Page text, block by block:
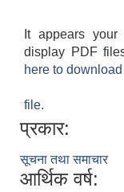
It appears
display PDF
here to
file.
प्रकार:
सूचना तथा समाचार
आर्थिक वर्ष: